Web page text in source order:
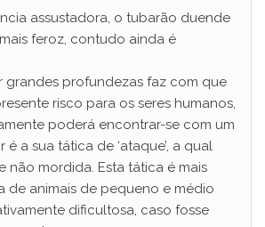
assustadora, o tubarão duende
feroz, contudo ainda é
grandes profundezas faz com que
risco para os seres humanos,
poderá encontrar-se com um
é a sua tática de ‘ataque’, a qual
não mordida. Esta tática é mais
de animais de pequeno e médio
dificultosa, caso fosse